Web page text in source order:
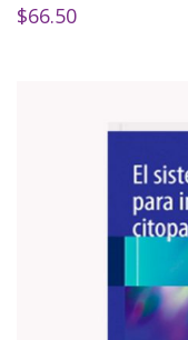
$66.50